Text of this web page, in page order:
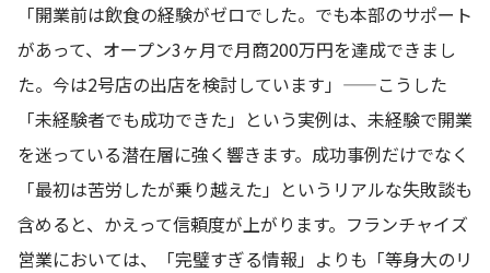
「開業前は飲食の経験がゼロでした。でも本部のサポート
があって、オープン3ヶ月で月商200万円を達成できまし
た。今は2号店の出店を検討しています」——こうした
「未経験者でも成功できた」という実例は、未経験で開業
を迷っている潜在層に強く響きます。成功事例だけでなく
「最初は苦労したが乗り越えた」というリアルな失敗談も
含めると、かえって信頼度が上がります。フランチャイズ
営業においては、「完璧すぎる情報」よりも「等身大のリ